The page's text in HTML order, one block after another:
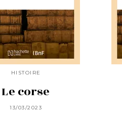
HISTOIRE
Le corse
13/03/2023